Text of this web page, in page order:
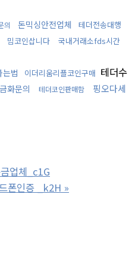
의 돈믹싱안전업체 테더전송대행
밈코인삽니다 국내거래소fds시간
법 이더리움리플코인구매 테더수
화문의 테더코인판매함
핑오다세
업체_c1G
폰인증 _k2H »